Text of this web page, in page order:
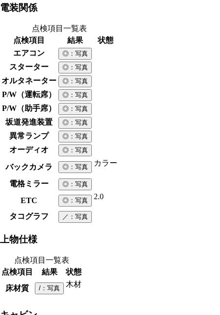
電装関係
点検項目一覧表
点検項目
結果
状態
エアコン
◎ ：写真
スターター ◎ ：写真
オルタネーター ◎ ：写真
P/W（運転席） ◎ ：写真
P/W（助手席） ◎ ：写真
坂道発進装置 ◎ ：写真
異常ランプ ◎ ：写真
オーディオ ◎ ：写真
バックカメラ ◎ ：写真 カラー
電格ミラー ◎ ：写真
ETC ◎ ：写真 2.0
タコグラフ ／ ：写真
上物仕様
点検項目一覧表
点検項目
結果
状態
床材質
/ ：写真 木材